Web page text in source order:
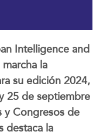
Intelligence and
la
su edición 2024,
25 de septiembre
y Congresos de
destaca la